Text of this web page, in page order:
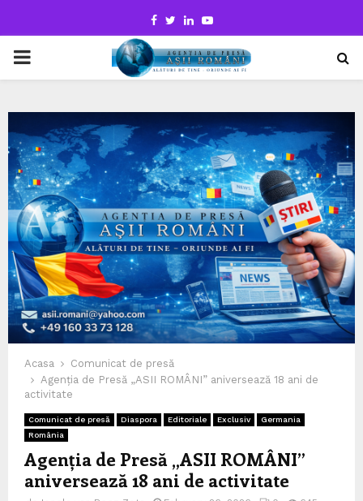
Facebook
TwitterLinkedinYoutube
PRIMARY
Acasa
Comunicat de presă
Agenția de Presă „ASII ROMÂNI” aniversează 18 ani de
activitate
Comunicat de presă Diaspora Editoriale Exclusiv
Germania
România
Agenția de Presă „ASII ROMÂNI”
aniversează 18 ani de activitate